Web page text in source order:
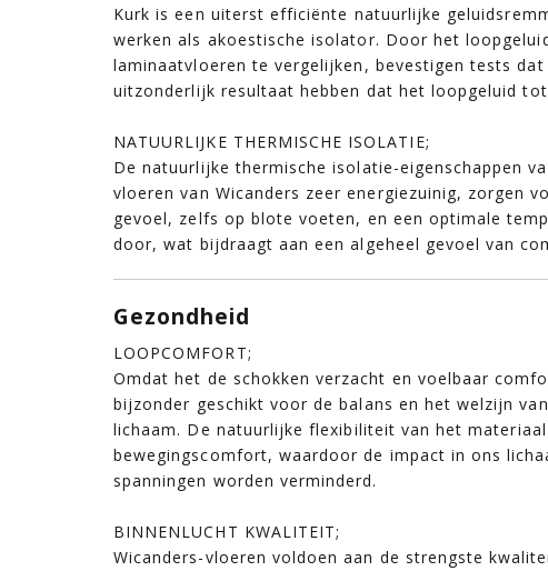
Kurk is een uiterst efficiënte natuurlijke
werken als akoestische isolator. Door het
laminaatvloeren te vergelijken, bevestigen tests dat
uitzonderlijk resultaat hebben dat het loopgeluid
NATUURLIJKE THERMISCHE ISOLATIE;
De natuurlijke thermische isolatie-eigenschappen
vloeren van Wicanders zeer energiezuinig, zorgen
gevoel, zelfs op blote voeten, en een optimale
door, wat bijdraagt ​​aan een algeheel gevoel van
Gezondheid
LOOPCOMFORT;
Omdat het de schokken verzacht en voelbaar
bijzonder geschikt voor de balans en het welzijn
lichaam. De natuurlijke flexibiliteit van het
bewegingscomfort, waardoor de impact in ons
spanningen worden verminderd.
BINNENLUCHT KWALITEIT;
Wicanders-vloeren voldoen aan de strengste